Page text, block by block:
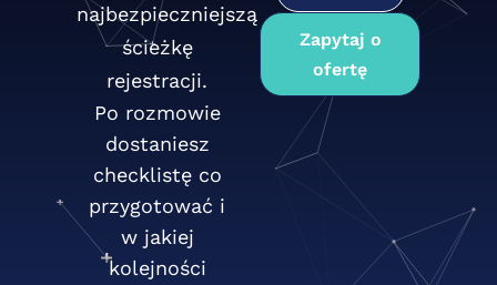
najbezpieczniejszą
ścieżkę
rejestracji.
Po rozmowie
dostaniesz
checklistę co
przygotować i
w jakiej
kolejności
Zapytaj o
ofertę